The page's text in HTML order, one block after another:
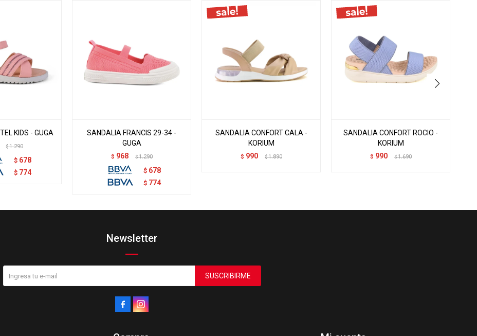
KIDS - GUGA
$ 1.290
$ 678
$ 774
SANDALIA FRANCIS 29-34 -
GUGA
$ 968 $ 1.290
$ 678
$ 774
SANDALIA CONFORT CALA -
KORIUM
$ 990 $ 1.890
SANDALIA CONFORT ROCIO -
KORIUM
$ 990 $ 1.690
Newsletter
SUSCRIBIRME
 